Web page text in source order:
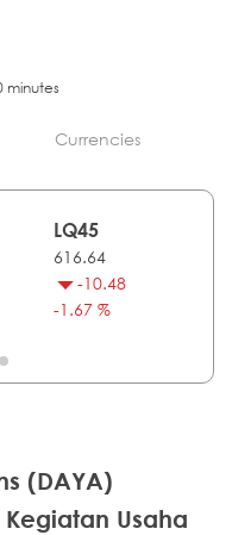
minutes
Currencies
LQ45
616.64
-10.48
-1.67 %
(DAYA)
Usaha